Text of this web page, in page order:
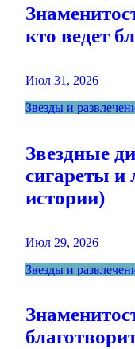
кто ведет
Июл 31, 2026
Звезды и
Звездные
сигареты и
истории)
Июл 29, 2026
Звезды и